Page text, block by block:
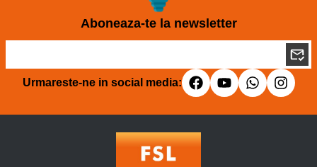
Aboneaza-te la newsletter
Urmareste-ne in social media: